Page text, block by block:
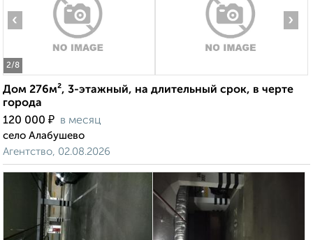
2/8
‹ ›
Дом 276м², 3-этажный, на длительный срок, в черте
города
120 000 ₽ в месяц
село Алабушево
Агентство, 02.08.2026